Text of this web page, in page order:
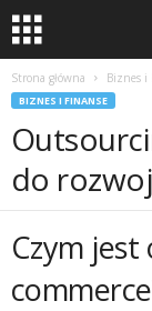
Strona główna Biznes i
BIZNES I FINANSE
do
Czym